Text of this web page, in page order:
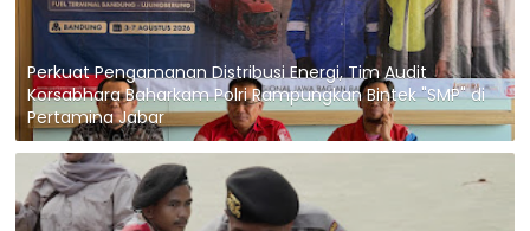
Perkuat Pengamanan Distribusi Energi, Tim Audit
Korsabhara Baharkam Polri Rampungkan Bintek "SMP" di
Pertamina Jabar